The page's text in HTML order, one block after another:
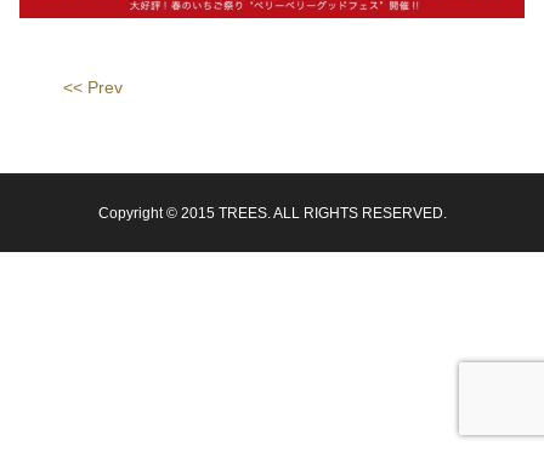
<< Prev
Copyright © 2015 TREES. ALL RIGHTS RESERVED.